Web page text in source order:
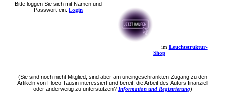
Bitte loggen Sie sich mit Namen und
Passwort ein: Login
im Leuchtstruktur-
Shop
(Sie sind noch nicht Mitglied, sind aber am uneingeschränkten Zugang zu den
Artikeln von Floco Tausin interessiert und bereit, die Arbeit des Autors finanziell
oder anderweitig zu unterstützen? Information und Registrierung)